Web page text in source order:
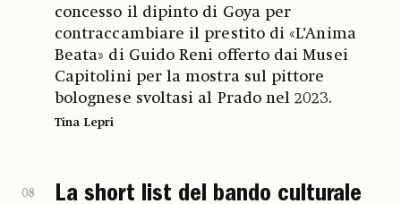
concesso il dipinto di Goya per
contraccambiare il prestito di «L’Anima
Beata» di Guido Reni offerto dai Musei
Capitolini per la mostra sul pittore
bolognese svoltasi al Prado nel 2023.
Tina Lepri
08
La short list del bando culturale